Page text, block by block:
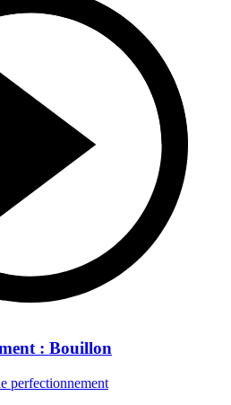
: Bouillon
perfectionnement